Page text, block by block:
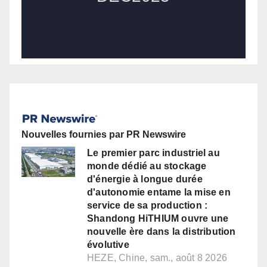
Nouvelles fournies par PR Newswire
Le premier parc industriel au
monde dédié au stockage
d'énergie à longue durée
d'autonomie entame la mise en
service de sa production :
Shandong HiTHIUM ouvre une
nouvelle ère dans la distribution
évolutive
HEZE, Chine, sam., août 8 2026